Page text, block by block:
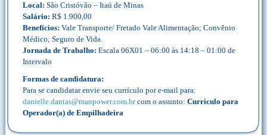
Local: São Cristóvão – Itaú de Minas
Salário: R$ 1.900,00
Benefícios: Vale Transporte/ Fretado Vale Alimentação; Convênio
Médico; Seguro de Vida.
Jornada de Trabalho: Escala 06X01 – 06:00 às 14:18 – 01:00 de
Intervalo
Formas de candidatura:
Para se candidatar envie seu currículo por e-mail para:
danielle.dantas@manpower.com.brcom o assunto: Curriculo para
Operador(a) de Empilhadeira